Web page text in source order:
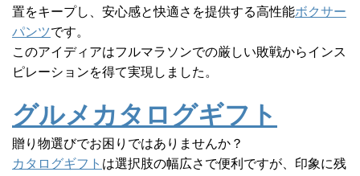
置をキープし、安心感と快適さを提供する高性能ボクサー
パンツです。
このアイディアはフルマラソンでの厳しい敗戦からインス
ピレーションを得て実現しました。
グルメカタログギフト
贈り物選びでお困りではありませんか？
カタログギフト は選択肢の幅広さで便利ですが、印象に残